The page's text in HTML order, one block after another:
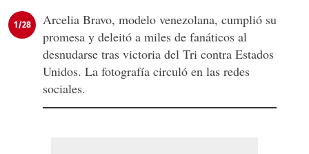
1/28
Arcelia Bravo, modelo venezolana, cumplió su
promesa y deleitó a miles de fanáticos al
desnudarse tras victoria del Tri contra Estados
Unidos. La fotografía circuló en las redes
sociales.